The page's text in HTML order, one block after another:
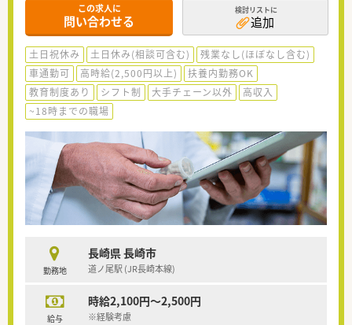
この求人に
問い合わせる
検討リストに
追加
土日祝休み 土日休み(相談可含む)
残業なし(ほぼなし含む)
車通勤可
高時給(2,500円以上)
扶養内勤務OK
教育制度あり
シフト制 大手チェーン以外
高収入
~18時までの職場
勤務地
長崎県 長崎市
道ノ尾駅 (JR長崎本線)
給与
時給2,100円～2,500円
※経験考慮